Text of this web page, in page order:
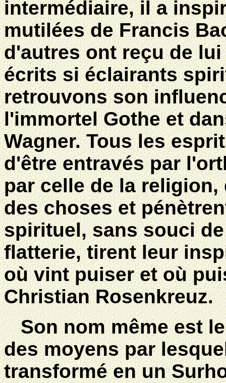
intermédiaire, il a
mutilées de Francis
d'autres ont reçu de
écrits si éclairants
retrouvons son
l'immortel Gothe et
Wagner. Tous les
d'être entravés par
par celle de la
des choses et
spirituel, sans souci
flatterie, tirent leur
où vint puiser et où
Christian Rosenkreuz.
Son nom même est le
des moyens par
transformé en un